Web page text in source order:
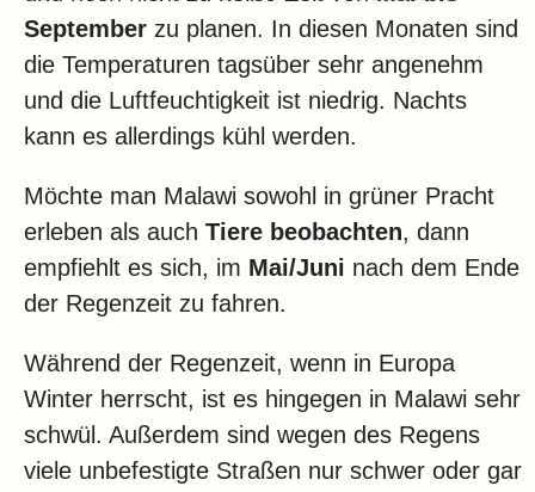
September zu planen. In diesen Monaten sind
die Temperaturen tagsüber sehr angenehm
und die Luftfeuchtigkeit ist niedrig. Nachts
kann es allerdings kühl werden.
Möchte man Malawi sowohl in grüner Pracht
erleben als auch Tiere beobachten, dann
empfiehlt es sich, im Mai/Juni nach dem Ende
der Regenzeit zu fahren.
Während der Regenzeit, wenn in Europa
Winter herrscht, ist es hingegen in Malawi sehr
schwül. Außerdem sind wegen des Regens
viele unbefestigte Straßen nur schwer oder gar